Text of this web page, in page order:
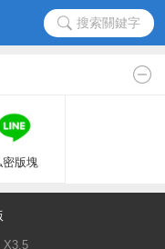
搜索關鍵字
密版塊
X3.5